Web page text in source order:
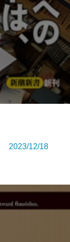
2023/12/18